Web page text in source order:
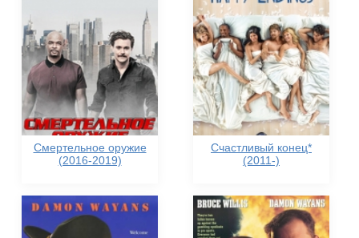
Смертельное оружие
(2016-2019)
Счастливый конец*
(2011-)